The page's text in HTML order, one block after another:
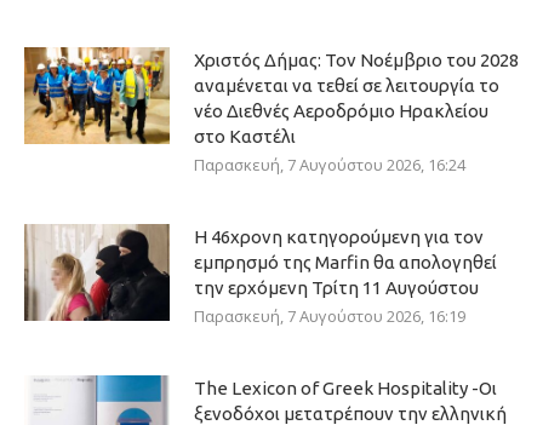
Χριστός Δήμας: Τον Νοέμβριο του 2028
αναμένεται να τεθεί σε λειτουργία το
νέο Διεθνές Αεροδρόμιο Ηρακλείου
στο Καστέλι
Παρασκευή, 7 Αυγούστου 2026, 16:24
Η 46χρονη κατηγορούμενη για τον
εμπρησμό της Marfin θα απολογηθεί
την ερχόμενη Τρίτη 11 Αυγούστου
Παρασκευή, 7 Αυγούστου 2026, 16:19
The Lexicon of Greek Hospitality -Οι
ξενοδόχοι μετατρέπουν την ελληνική